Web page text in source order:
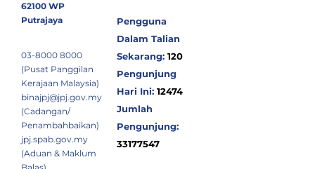
62100 WP
Putrajaya
03-8000 8000
(Pusat Panggilan
Kerajaan Malaysia)
binajpj@jpj.gov.my
(Cadangan/
Penambahbaikan)
jpj.spab.gov.my
(Aduan & Maklum
Pengguna
Dalam Talian
Sekarang: 120
Pengunjung
Hari Ini: 12474
Jumlah
Pengunjung:
33177547